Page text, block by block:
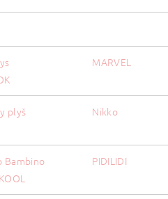
MARVEL
plyš
Nikko
Bambino
PIDILIDI